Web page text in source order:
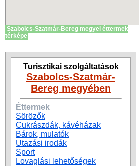
Szabolcs-Szatmár-Bereg megyei éttermek
térképe
Turisztikai szolgáltatások
Szabolcs-Szatmár-
Bereg megyében
Éttermek
Sörözők
Cukrászdák, kávéházak
Bárok, mulatók
Utazási irodák
Sport
Lovaglási lehetőségek